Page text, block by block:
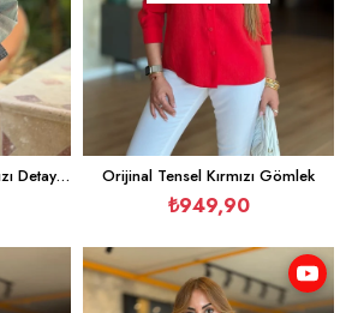
Tasarım Jean Garnili Kırmızı Detay Çizgili Gömlek Orijinal Tensel Kırmızı Gömlek
₺949,90